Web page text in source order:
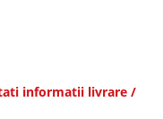
informatii livrare /